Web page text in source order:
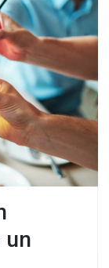
un